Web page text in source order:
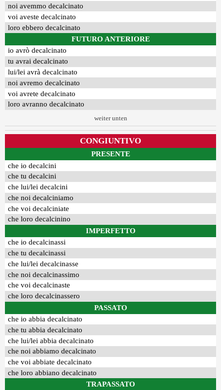
noi avemmo decalcinato
voi aveste decalcinato
loro ebbero decalcinato
FUTURO ANTERIORE
io avrò decalcinato
tu avrai decalcinato
lui/lei avrà decalcinato
noi avremo decalcinato
voi avrete decalcinato
loro avranno decalcinato
weiter unten
CONGIUNTIVO
PRESENTE
che io decalcini
che tu decalcini
che lui/lei decalcini
che noi decalciniamo
che voi decalciniate
che loro decalcinino
IMPERFETTO
che io decalcinassi
che tu decalcinassi
che lui/lei decalcinasse
che noi decalcinassimo
che voi decalcinaste
che loro decalcinassero
PASSATO
che io abbia decalcinato
che tu abbia decalcinato
che lui/lei abbia decalcinato
che noi abbiamo decalcinato
che voi abbiate decalcinato
che loro abbiano decalcinato
TRAPASSATO